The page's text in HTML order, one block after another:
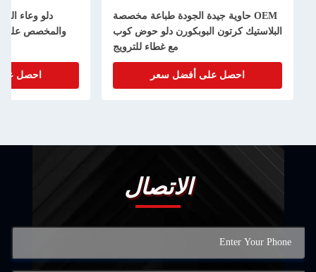
OEM حاوية جيدة الجودة طباعة مخصصة
كرتون البوبكورن دلو حوض كوب
مع غطاء للترويج
احصل على أفضل سعر
دلو وعاء الفشار
والمخصص على شكل نجم
احصل على أفضل
الاتصال